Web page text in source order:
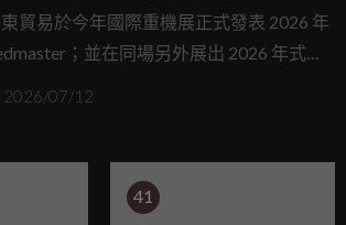
Trident 660搶先鑑賞
貿易於今年國際重機展正式發表 2026 年
；並在同場另外展出 2026 年式
及改款後提升馬力的 Trident 660，讓車迷
在 Modern Classic、都會街車與
2026/07/12
41